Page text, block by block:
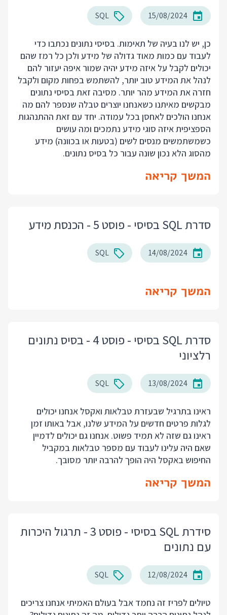
15/08/2024
SQL
כן, יש לנו בעיה של תאימות. בסיסי נתונים נכתבו כדי
לעבוד עם כמות מאוד גדולה של מידע ולכן כל רמז שהם
יכולים לקבל על איזה מידע יהיה שמור איפה יעזור להם
לנהל את המידע טוב יותר, להשתמש בפחות מקום ולקבל
חזרה את המידע מהר יותר. מסיבה זאת בסיסי נתונים
מבקשים מאיתנו כשאנחנו יוצרים טבלה שנספר להם מה
אנחנו הולכים לאחסן בכל עמודה. יחד עם זאת ההתנהגות
הספציפית איזה סוגי מידע נתמכים ומה עושים
כשמשתמשים מנסים לשים (בטעות או בכוונה) מידע
מהסוג הלא נכון שונה עבור כל בסיס נתונים.
המשך קריאה
סדרת SQL בסיסי - פוסט 5 - הכנסת מידע
14/08/2024
SQL
המשך קריאה
סדרת SQL בסיסי - פוסט 4 - בסיס נתונים
רלציוני
13/08/2024
SQL
ראינו בתרגיל שבעזרת טבלאות ואקסל אנחנו יכולים
לגלות פרטים חדשים על המידע שלנו, אבל באותו זמן
ראינו גם שזה לא תמיד פשוט. אנחנו גם יכולים לדמיין
שאם היה עלינו לעבוד עם מספר טבלאות במקביל
החיפוש באקסל היה הופך להרבה יותר מסובך.
המשך קריאה
סידרת SQL בסיסי - פוסט 3 - תרגול היכרות
עם נתונים
12/08/2024
SQL
טיולים לפריז זה נחמד אבל בעולם האמיתי אנחנו צריכים